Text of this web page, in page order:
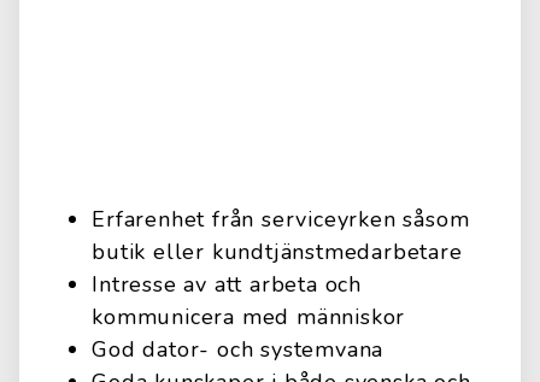
Erfarenhet från serviceyrken såsom
butik eller kundtjänstmedarbetare
Intresse av att arbeta och
kommunicera med människor
God dator- och systemvana